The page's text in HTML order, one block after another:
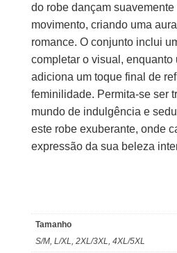
do robe dançam suavemente
movimento, criando uma
romance. O conjunto inclui
completar o visual, enquanto
adiciona um toque final de
feminilidade. Permita-se ser
mundo de indulgência e
este robe exuberante, onde
expressão da sua beleza
Tamanho
S/M, L/XL, 2XL/3XL, 4XL/5XL